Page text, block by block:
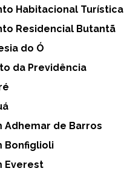
Habitacional Turística
Residencial Butantã
do Ó
da Previdência
Adhemar de Barros
Bonfiglioli
Everest